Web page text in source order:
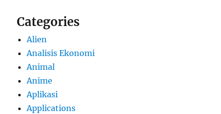
Categories
Alien
Analisis Ekonomi
Animal
Anime
Aplikasi
Applications